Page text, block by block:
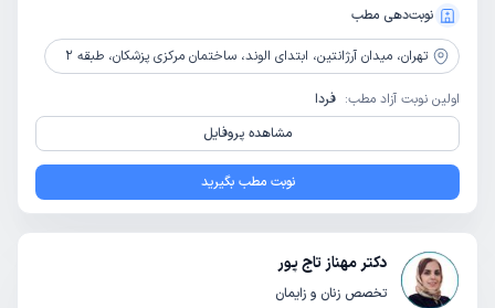
نوبت‌دهی مطب
تهران، میدان آرژانتین، ابتدای الوند، ساختمان مرکزی پزشکان، طبقه 2
اولین نوبت آزاد مطب: فردا
مشاهده پروفایل
نوبت مطب بگیرید
دکتر مهناز تاج پور
تخصص زنان و زایمان